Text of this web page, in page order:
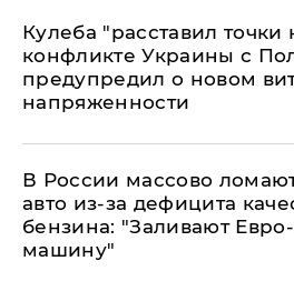
Кулеба "расставил точки
конфликте Украины с
предупредил о новом
напряженности
В России массово
авто из-за дефицита
бензина: "Заливают
машину"